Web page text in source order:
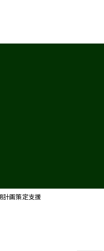
計画策定支援